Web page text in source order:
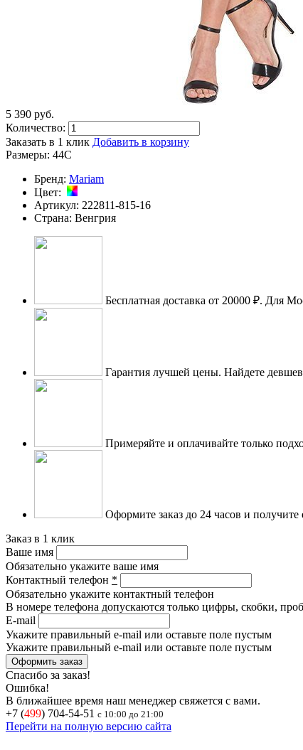
5 390 pуб.
Количество:
Заказать в 1 клик Добавить в корзину
Размеры: 44C
Бренд: Mariam
Цвет:
Артикул: 222811-815-16
Страна: Венгрия
Бесплатная доставка от 20000 ₽. Для
Гарантия лучшей цены. Найдете
Примеряйте и оплачивайте только
Оформите заказ до 24 часов и получите
Заказ в 1 клик
Ваше имя
Обязательно укажите ваше имя
Контактный телефон *
Обязательно укажите контактный телефон
В номере телефона допускаются только цифры, скобки,
E-mail
Укажите правильный e-mail или оставьте поле пустым
Укажите правильный e-mail или оставьте поле пустым
Спасибо за заказ!
Ошибка!
В ближайшее время наш менеджер свяжется с вами.
+7 (499) 704-54-51 с 10:00 до 21:00
Перейти на полную версию сайта